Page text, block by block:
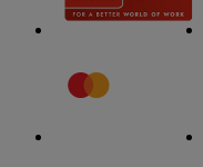
zariadení alebo
pomocou vašej
ďalších identifikátorov/
Criteo SA k dispozícii.
"
ďalšie informácie o